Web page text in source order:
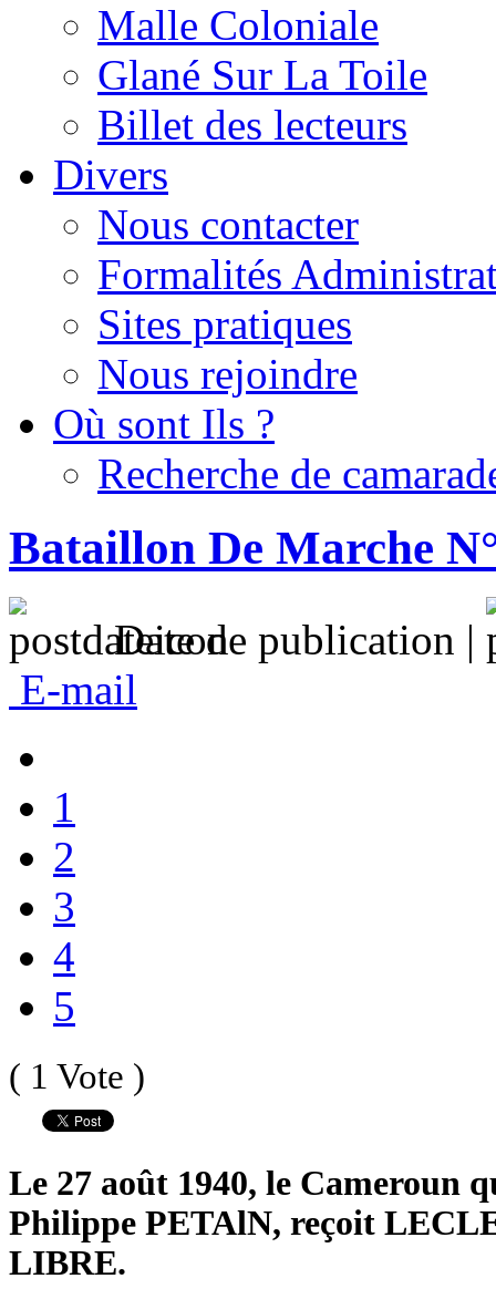
Malle Coloniale
Glané Sur La Toile
Billet des lecteurs
Divers
Nous contacter
Formalités
Sites pratiques
Nous rejoindre
Où sont Ils ?
Recherche de
Bataillon De Marche
Date de publication |
E-mail
1
2
3
4
5
( 1 Vote )
Le 27 août 1940, le Cameroun
Philippe PETAlN, reçoit
LIBRE.